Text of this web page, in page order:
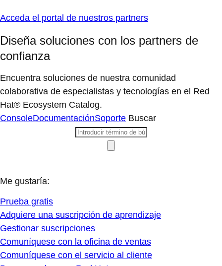
Acceda el portal de nuestros partners
Diseña soluciones con los partners de
confianza
Encuentra soluciones de nuestra comunidad
colaborativa de especialistas y tecnologías en el Red
Hat® Ecosystem Catalog.
ConsoleDocumentaciónSoporte Buscar
Me gustaría:
Prueba gratis
Adquiere una suscripción de aprendizaje
Gestionar suscripciones
Comuníquese con la oficina de ventas
Comuníquese con el servicio al cliente